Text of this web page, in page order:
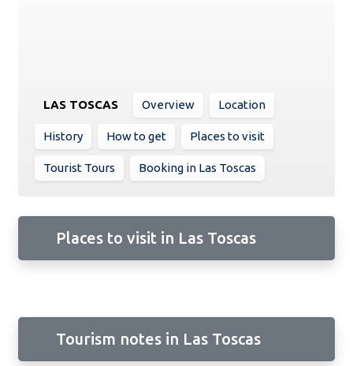
LAS TOSCAS Overview Location
History How to get Places to visit
Tourist Tours Booking in Las Toscas
Places to visit in Las Toscas
Tourism notes in Las Toscas